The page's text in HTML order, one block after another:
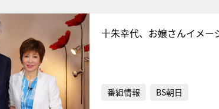
十朱幸代、お嬢さんイメー
番組情報 BS朝日